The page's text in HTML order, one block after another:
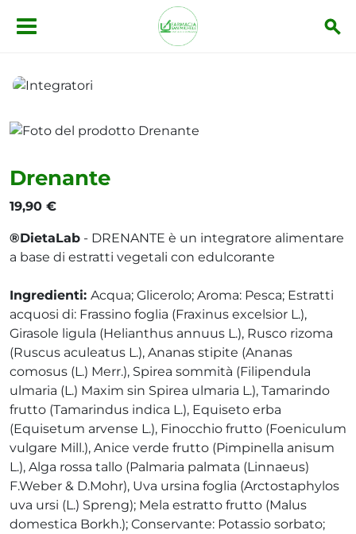
Salta al contenuto principale
Drenante
19,90 €
®DietaLab - DRENANTE è un integratore alimentare
a base di estratti vegetali con edulcorante
Ingredienti: Acqua; Glicerolo; Aroma: Pesca; Estratti
acquosi di: Frassino foglia (Fraxinus excelsior L.),
Girasole ligula (Helianthus annuus L.), Rusco rizoma
(Ruscus aculeatus L.), Ananas stipite (Ananas
comosus (L.) Merr.), Spirea sommità (Filipendula
ulmaria (L.) Maxim sin Spirea ulmaria L.), Tamarindo
frutto (Tamarindus indica L.), Equiseto erba
(Equisetum arvense L.), Finocchio frutto (Foeniculum
vulgare Mill.), Anice verde frutto (Pimpinella anisum
L.), Alga rossa tallo (Palmaria palmata (Linnaeus)
F.Weber & D.Mohr), Uva ursina foglia (Arctostaphylos
uva ursi (L.) Spreng); Mela estratto frutto (Malus
domestica Borkh.); Conservante: Potassio sorbato;